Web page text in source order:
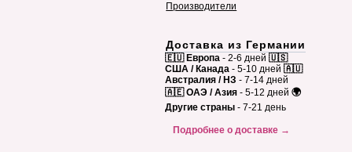
Производители
Доставка из Германии
🇪🇺 Европа - 2-6 дней 🇺🇸
США / Канада - 5-10 дней 🇦🇺
Австралия / НЗ - 7-14 дней
🇦🇪 ОАЭ / Азия - 5-12 дней 🌍
Другие страны - 7-21 день
Подробнее о доставке →